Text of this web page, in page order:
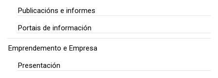
Publicacións e informes
Portais de información
Emprendemento e Empresa
Presentación